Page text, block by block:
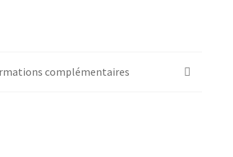
complémentaires